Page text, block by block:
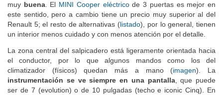
muy buena. El MINI Cooper eléctricode 3 puertas es mejor en
este sentido, pero a cambio tiene un precio muy superior al del
Renault 5; el resto de alternativas (listado), por lo general, tienen
un interior menos cuidado y con menos atención por el detalle.
La zona central del salpicadero está ligeramente orientada hacia
el conductor, por lo que algunos mandos como los del
climatizador (físicos) quedan más a mano (imagen). La
instrumentación se ve siempre en una pantalla, que puede
ser de 7 (evolution) o de 10 pulgadas (techo e iconic Cinq). En